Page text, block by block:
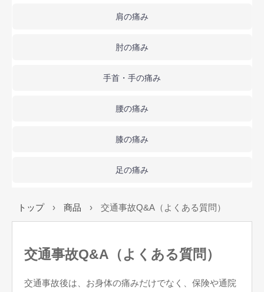
肩の痛み
肘の痛み
手首・手の痛み
腰の痛み
膝の痛み
足の痛み
トップ › 商品 › 交通事故Q&A（よくある質問）
交通事故Q&A（よくある質問）
交通事故後は、お身体の痛みだけでなく、保険や通院